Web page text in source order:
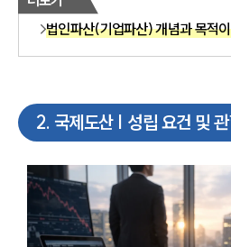
법인파산(기업파산) 개념과 목적
2. 국제도산 | 성립 요건 및